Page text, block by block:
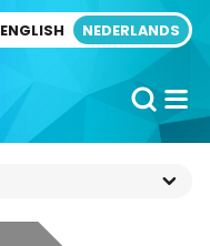
ENGLISH NEDERLANDS